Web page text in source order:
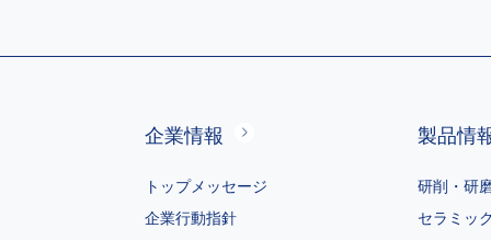
企業情報
トップメッセージ
企業行動指針
製品情
研削・研
セラミッ